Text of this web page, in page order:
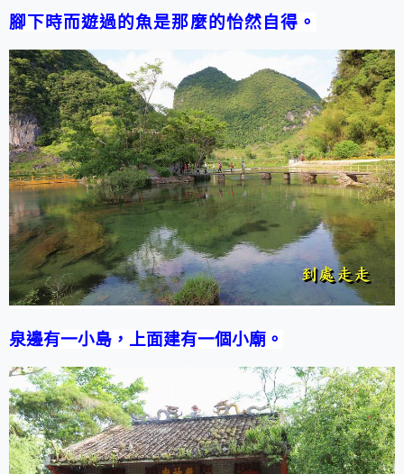
腳下時而遊過的魚是那麼的怡然自得。
泉邊有一小島，上面建有一個小廟。